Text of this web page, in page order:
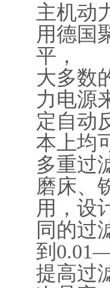
主机动
用德国
平，
大多数
力电源
定自动
本上均
多重过
磨床、
用，设
同的过
到
提高过